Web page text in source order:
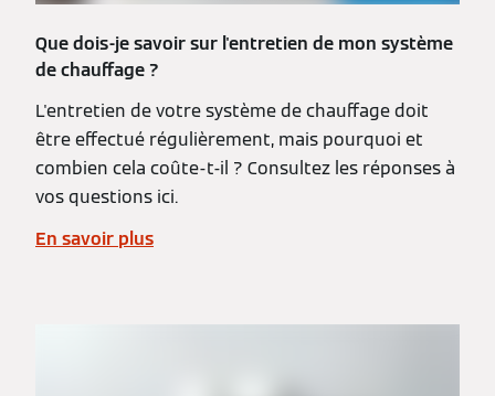
Que dois-je savoir sur l'entretien de mon système
de chauffage ?
L'entretien de votre système de chauffage doit
être effectué régulièrement, mais pourquoi et
combien cela coûte-t-il ? Consultez les réponses à
vos questions ici.
En savoir plus